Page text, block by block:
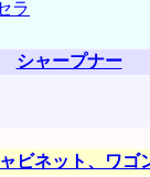
ラ
シャープナー
ビネット、ワゴ